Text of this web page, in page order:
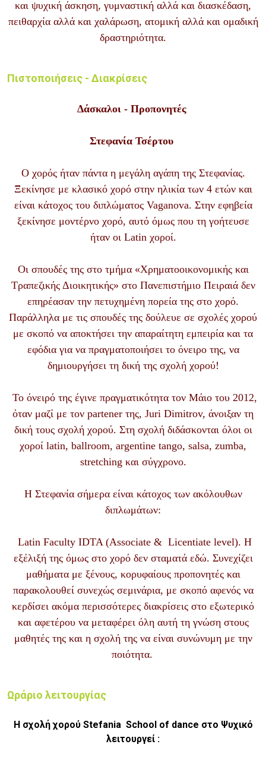
και ψυχική άσκηση, γυμναστική αλλά και διασκέδαση,
πειθαρχία αλλά και χαλάρωση, ατομική αλλά και ομαδική
δραστηριότητα.
Πιστοποιήσεις - Διακρίσεις
Δάσκαλοι - Προπονητές
Στεφανία Τσέρτου
Ο χορός ήταν πάντα η μεγάλη αγάπη της Στεφανίας.
Ξεκίνησε με κλασικό χορό στην ηλικία των 4 ετών και
είναι κάτοχος του διπλώματος Vaganova. Στην εφηβεία
ξεκίνησε μοντέρνο χορό, αυτό όμως που τη γοήτευσε
ήταν οι Latin χοροί.
Οι σπουδές της στο τμήμα «Χρηματοοικονομικής και
Τραπεζικής Διοικητικής» στο Πανεπιστήμιο Πειραιά δεν
επηρέασαν την πετυχημένη πορεία της στο χορό.
Παράλληλα με τις σπουδές της δούλευε σε σχολές χορού
με σκοπό να αποκτήσει την απαραίτητη εμπειρία και τα
εφόδια για να πραγματοποιήσει το όνειρο της, να
δημιουργήσει τη δική της σχολή χορού!
Το όνειρό της έγινε πραγματικότητα τον Μάιο του 2012,
όταν μαζί με τον partener της, Juri Dimitrov, άνοιξαν τη
δική τους σχολή χορού. Στη σχολή διδάσκονται όλοι οι
χοροί latin, ballroom, argentine tango, salsa, zumba,
stretching και σύγχρονο.
Η Στεφανία σήμερα είναι κάτοχος των ακόλουθων
διπλωμάτων:
Latin Faculty IDTA (Associate & Licentiate level). Η
εξέλιξή της όμως στο χορό δεν σταματά εδώ. Συνεχίζει
μαθήματα με ξένους, κορυφαίους προπονητές και
παρακολουθεί συνεχώς σεμινάρια, με σκοπό αφενός να
κερδίσει ακόμα περισσότερες διακρίσεις στο εξωτερικό
και αφετέρου να μεταφέρει όλη αυτή τη γνώση στους
μαθητές της και η σχολή της να είναι συνώνυμη με την
ποιότητα.
Ωράριο λειτουργίας
Η σχολή χορού Stefania School of dance στο Ψυχικό
λειτουργεί :